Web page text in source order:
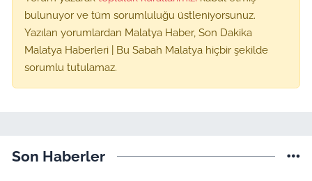
bulunuyor ve tüm sorumluluğu üstleniyorsunuz.
Yazılan yorumlardan Malatya Haber, Son Dakika
Malatya Haberleri | Bu Sabah Malatya hiçbir şekilde
sorumlu tutulamaz.
Son Haberler